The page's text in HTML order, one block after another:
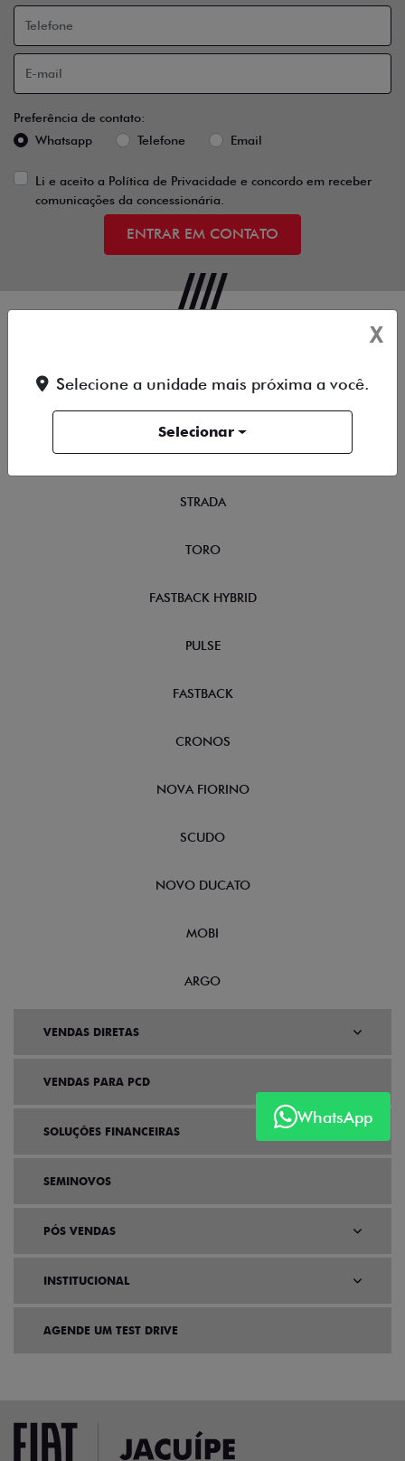
Preferência de contato:
Whatsapp
Telefone Email
Li e aceito a Política de Privacidade e concordo em receber
comunicações da concessionária.
ENTRAR EM CONTATO
WhatsApp
NOVOS
TITANO
STRADA
TORO
FASTBACK HYBRID
PULSE
FASTBACK
CRONOS
NOVA FIORINO
SCUDO
NOVO DUCATO
MOBI
ARGO
VENDAS DIRETAS
VENDAS PARA PCD
SOLUÇÕES FINANCEIRAS
SEMINOVOS
PÓS VENDAS
INSTITUCIONAL
AGENDE UM TEST DRIVE
X
Selecione a unidade mais próxima a você.
Selecionar